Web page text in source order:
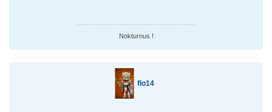
Nokturnus !
flo14